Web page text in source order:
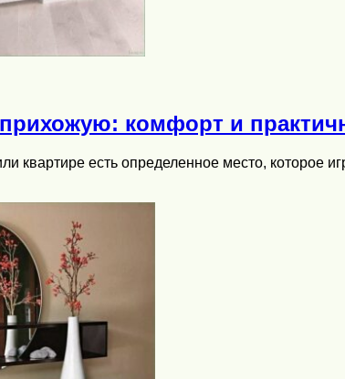
комфорт и
квартире есть определенное место, которое